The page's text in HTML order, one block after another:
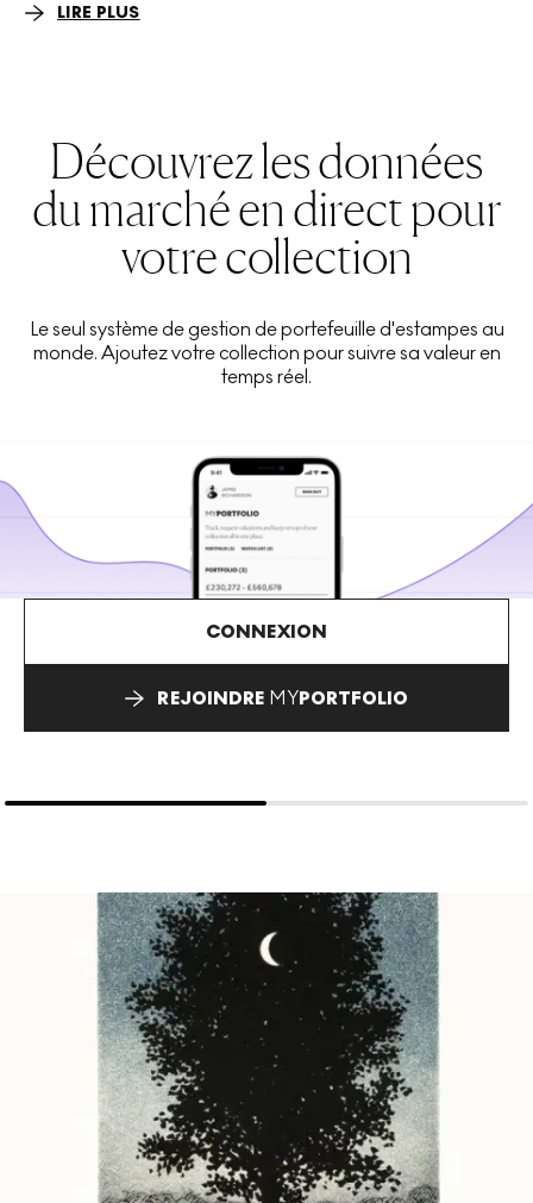
LIRE PLUS
Découvrez les données
du marché en direct pour
votre collection
Le seul système de gestion de portefeuille d'estampes au
monde. Ajoutez votre collection pour suivre sa valeur en
temps réel.
CONNEXION
REJOINDRE MYPORTFOLIO